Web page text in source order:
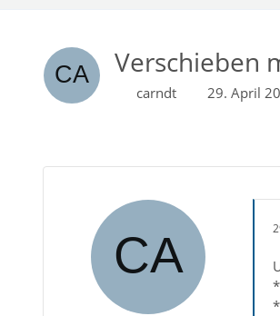
Verschieben
carndt 29. April